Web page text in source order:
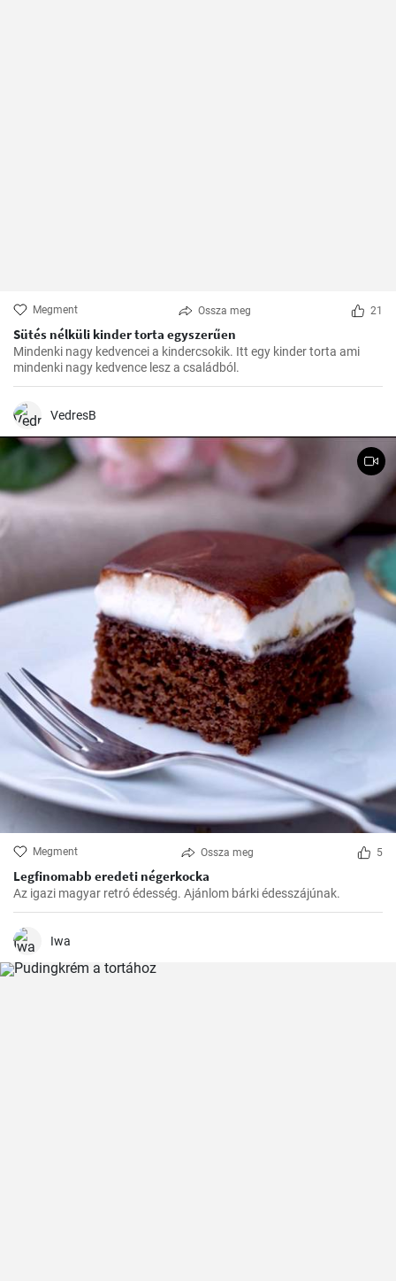
Megment Ossza meg 21
Sütés nélküli kinder torta egyszerűen
Mindenki nagy kedvencei a kindercsokik. Itt egy kinder torta ami
mindenki nagy kedvence lesz a családból.
VedresB
Megment Ossza meg 5
Legfinomabb eredeti négerkocka
Az igazi magyar retró édesség. Ajánlom bárki édesszájúnak.
Iwa